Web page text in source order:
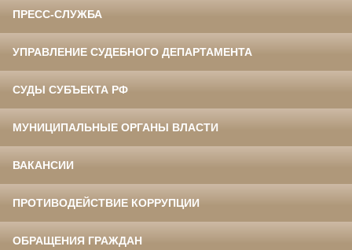
ПРЕСС-СЛУЖБА
УПРАВЛЕНИЕ СУДЕБНОГО ДЕПАРТАМЕНТА
СУДЫ СУБЪЕКТА РФ
МУНИЦИПАЛЬНЫЕ ОРГАНЫ ВЛАСТИ
ВАКАНСИИ
ПРОТИВОДЕЙСТВИЕ КОРРУПЦИИ
ОБРАЩЕНИЯ ГРАЖДАН